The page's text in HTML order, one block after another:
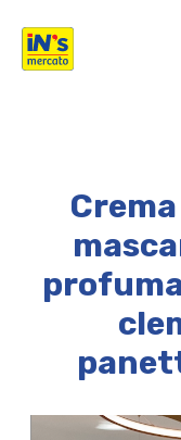
iN's Mercato